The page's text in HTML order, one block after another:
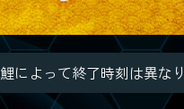
によって終了時刻は異な